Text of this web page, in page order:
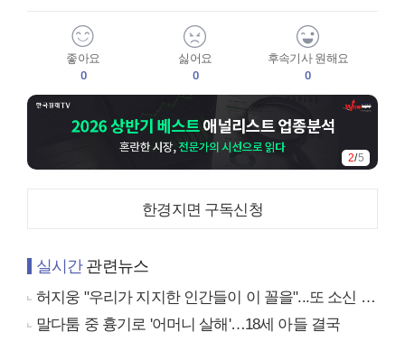
좋아요
0
싫어요
0
후속기사 원해요
0
2/5
한경지면 구독신청
실시간관련뉴스
허지웅 "우리가 지지한 인간들이 이 꼴을"...또 소신 발언
말다툼 중 흉기로 '어머니 살해'…18세 아들 결국